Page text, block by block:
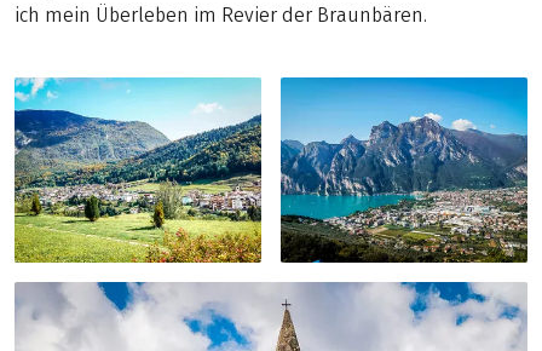
ich mein Überleben im Revier der Braunbären.